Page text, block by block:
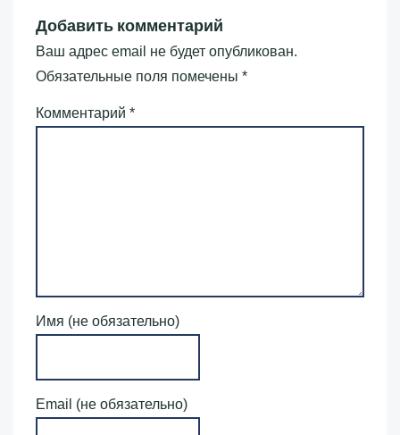
Добавить комментарий
Ваш адрес email не будет опубликован.
Обязательные поля помечены *
Комментарий *
Имя (не обязательно)
Email (не обязательно)